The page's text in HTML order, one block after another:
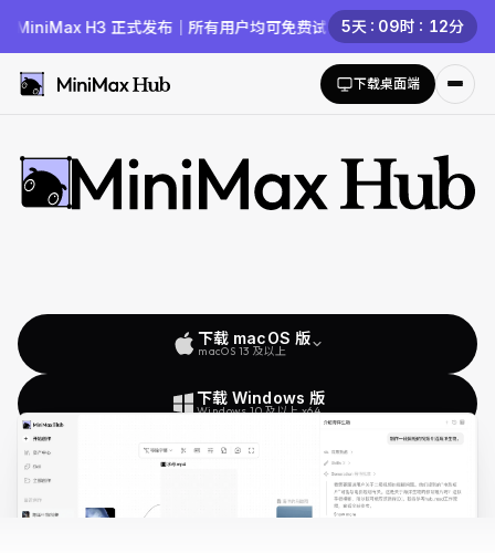
H3 正式发布｜所有用户均可免费试用，新用户下载再获 3000 免费
5天 09时 12分
下载桌面端
下载 macOS 版
macOS 13 及以上
下载 Windows 版
Windows 10 及以上 x64